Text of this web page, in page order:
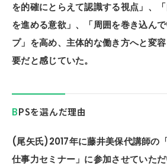
を的確にとらえて認識する視点」、
を進める意欲」、「周囲を巻き込ん
プ」を高め、主体的な働き方へと変
要だと感じていた。
BPSを選んだ理由
(尾矢氏)2017年に藤井美保代講師の
仕事力セミナー」に参加させていた